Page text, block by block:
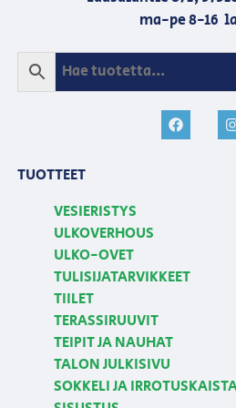
ma-pe 8-16
TUOTTEET
VESIERISTYS
ULKOVERHOUS
ULKO-OVET
TULISIJATARVIKKEET
TIILET
TERASSIRUUVIT
TEIPIT JA NAUHAT
TALON JULKISIVU
SOKKELI JA